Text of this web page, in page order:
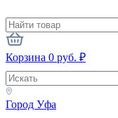
Корзина 0 руб. ₽
Город Уфа